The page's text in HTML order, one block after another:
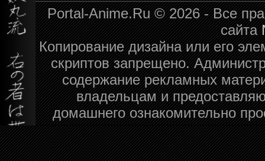
Portal-Anime.Ru © 2026 - Все
сайта
Копирование дизайна или его
скриптов запрещено.
содержание рекламных
владельцам и
домашнего ознакомительно